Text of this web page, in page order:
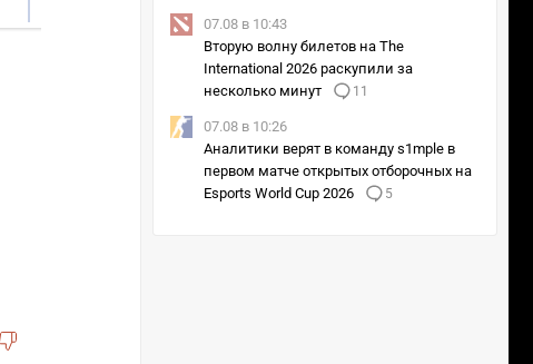
07.08 в 10:43
Вторую волну билетов на The
International 2026 раскупили за
несколько минут
11
07.08 в 10:26
Аналитики верят в команду s1mple в
первом матче открытых отборочных на
Esports World Cup 2026
5